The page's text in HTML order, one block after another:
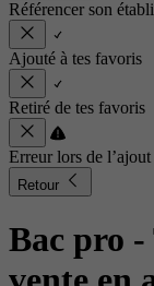
Référencer son
Ajouté à tes favoris
Retiré de tes favoris
Erreur lors de
Retour
Bac pro -